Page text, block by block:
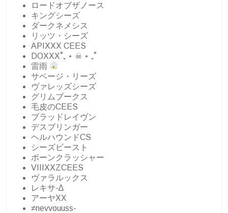
ロードオブザノース
キングシーズ
ダークネメシス
リッツ・シーズ
APIXXX CEES
DOXXX˚₊ ⋆ ☠︎︎ ⋆ ₊˚
雷雨
サベージ・リーズ
ヴァレッズシーズ
グリムブークス
毛皮のCEES
ブラッドレイヴン
デスブリンガー
ヘルハウンドCS
シーズビースト
ボーンクラッシャー
VIIIXXZCEES
ヴァラルックス
レキサ-∆
アーヤXX
≠nevvouuss-